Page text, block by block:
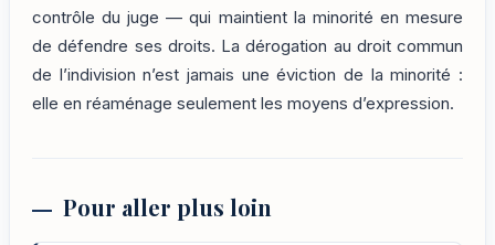
contrôle du juge — qui maintient la minorité en mesure
de défendre ses droits. La dérogation au droit commun
de l’indivision n’est jamais une éviction de la minorité :
elle en réaménage seulement les moyens d’expression.
Pour aller plus loin